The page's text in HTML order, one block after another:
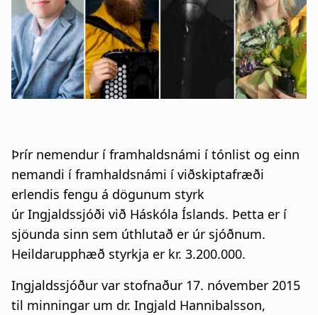
a
t
i
o
a
r
s
ð
Þrír nemendur í framhaldsnámi í tónlist og einn
nemandi í framhaldsnámi í viðskiptafræði
erlendis fengu á dögunum styrk
úr Ingjaldssjóði við Háskóla Íslands. Þetta er í
sjöunda sinn sem úthlutað er úr sjóðnum.
Heildarupphæð styrkja er kr. 3.200.000.
Ingjaldssjóður var stofnaður 17. nóvember 2015
til minningar um dr. Ingjald Hannibalsson,